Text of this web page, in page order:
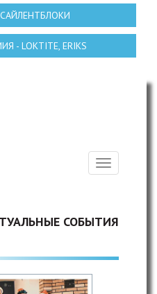
- LOKTITE, ERIKS
Toggle
navigation
СОБЫТИЯ